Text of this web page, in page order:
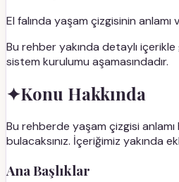
El falında yaşam çizgisinin anlamı
Bu rehber yakında detaylı
sistem kurulumu aşamasındadır.
✦Konu Hakkında
Bu rehberde yaşam çizgisi anlamı
bulacaksınız. İçeriğimiz yakında
Ana Başlıklar